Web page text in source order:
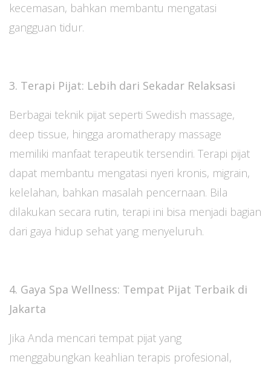
kecemasan, bahkan membantu mengatasi
gangguan tidur.
3. Terapi Pijat: Lebih dari Sekadar Relaksasi
Berbagai teknik pijat seperti Swedish massage,
deep tissue, hingga aromatherapy massage
memiliki manfaat terapeutik tersendiri. Terapi pijat
dapat membantu mengatasi nyeri kronis, migrain,
kelelahan, bahkan masalah pencernaan. Bila
dilakukan secara rutin, terapi ini bisa menjadi bagian
dari gaya hidup sehat yang menyeluruh.
4. Gaya Spa Wellness: Tempat Pijat Terbaik di
Jakarta
Jika Anda mencari tempat pijat yang
menggabungkan keahlian terapis profesional,